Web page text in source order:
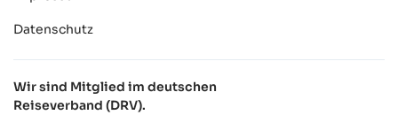
Datenschutz
Wir sind Mitglied im deutschen
Reiseverband (DRV).